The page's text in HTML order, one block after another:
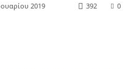
2019 0
392